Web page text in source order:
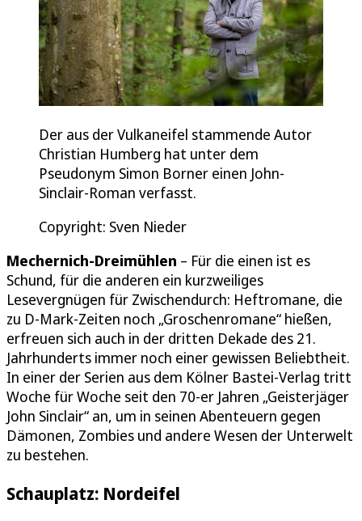
Der aus der Vulkaneifel stammende Autor
Christian Humberg hat unter dem
Pseudonym Simon Borner einen John-
Sinclair-Roman verfasst.
Copyright: Sven Nieder
Mechernich-Dreimühlen – Für die einen ist es
Schund, für die anderen ein kurzweiliges
Lesevergnügen für Zwischendurch: Heftromane, die
zu D-Mark-Zeiten noch „Groschenromane“ hießen,
erfreuen sich auch in der dritten Dekade des 21.
Jahrhunderts immer noch einer gewissen Beliebtheit.
In einer der Serien aus dem Kölner Bastei-Verlag tritt
Woche für Woche seit den 70-er Jahren „Geisterjäger
John Sinclair“ an, um in seinen Abenteuern gegen
Dämonen, Zombies und andere Wesen der Unterwelt
zu bestehen.
Schauplatz: Nordeifel